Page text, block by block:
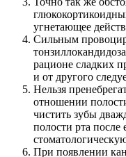
угнетающее
Сильным
рационе сладких
и от другого
Нельзя
отношении
чистить зубы
полости рта
При появлении